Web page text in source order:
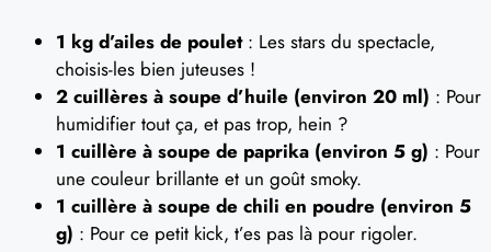
1 kg d’ailes de poulet: Les stars du spectacle,
choisis-les bien juteuses !
2 cuillères à soupe d’huile (environ 20 ml) : Pour
humidifier tout ça, et pas trop, hein ?
1 cuillère à soupe de paprika (environ 5 g) : Pour
une couleur brillante et un goût smoky.
1 cuillère à soupe de chili en poudre (environ 5
g) : Pour ce petit kick, t’es pas là pour rigoler.